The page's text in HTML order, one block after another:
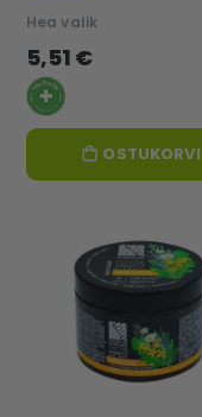
Hea valik
5,51 €
OSTUKORVI